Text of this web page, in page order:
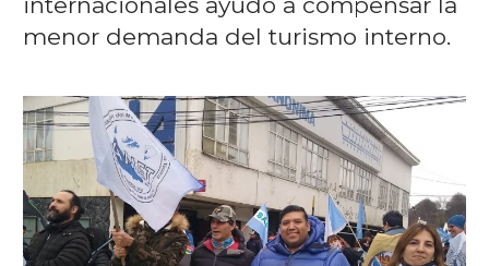
menor demanda del turismo interno.